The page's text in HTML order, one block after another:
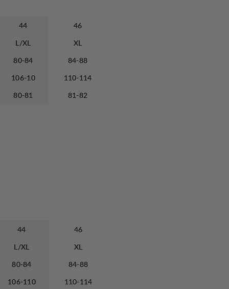
44
46
L/XL
XL
80-84
84-88
106-10
110-114
80-81 81-82
44
46
L/XL
XL
80-84
84-88
106-110
110-114